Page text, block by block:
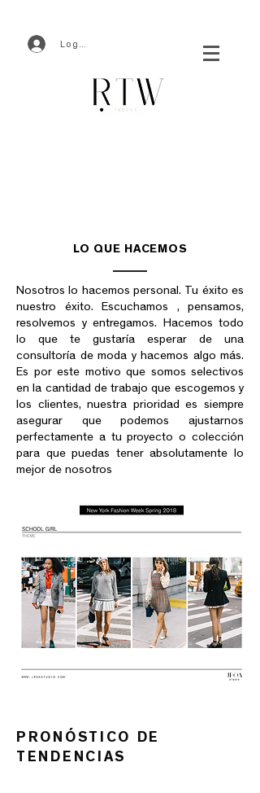
Log In
LO QUE HACEMOS
Nosotros lo hacemos personal. Tu éxito es
nuestro éxito. Escuchamos , pensamos,
resolvemos y entregamos. Hacemos todo
lo que te gustaría esperar de una
consultoría de moda y hacemos algo más.
Es por este motivo que somos selectivos
en la cantidad de trabajo que escogemos y
los clientes, nuestra prioridad es siempre
asegurar que podemos ajustarnos
perfectamente a tu proyecto o colección
para que puedas tener absolutamente lo
mejor de nosotros
PRONÓSTICO DE
TENDENCIAS